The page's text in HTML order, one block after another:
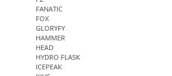
FANATIC
FOX
GLORYFY
HAMMER
HEAD
HYDRO FLASK
ICEPEAK